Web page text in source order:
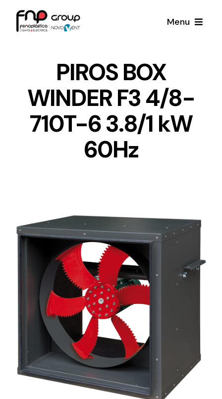
Menu
Iluminación y Material Eléctrico
Lighting and Electrical
Equipment
Complete solutions in lighting and electrical
material for each project and need
Ventilación
Amplia gama de ventiladores y equipos de
Noticias
Proyectos
Sobre Nosotros
PIROS BOX
WINDER F3 4/8-
710T-6 3.8/1 kW
60Hz